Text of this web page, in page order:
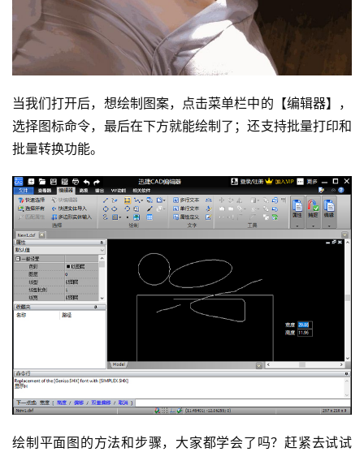
当我们打开后，想绘制图案，点击菜单栏中的【编辑器】，
选择图标命令，最后在下方就能绘制了；还支持批量打印和
批量转换功能。
绘制平面图的方法和步骤，大家都学会了吗？赶紧去试试